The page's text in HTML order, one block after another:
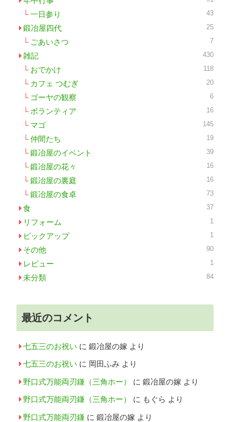
一日参り 43
鍛冶屋四代 25
ごあいさつ 7
雑記 430
おでかけ 118
カフェ つむぎ 20
ゴーヤの観察 6
ボランティア 16
マゴ 145
仲間たち 19
鍛冶屋のイベント 39
鍛冶屋の花々 16
鍛冶屋の裏庭 16
鍛冶屋の食卓 73
食 37
リフォーム 1
ピックアップ 1
その他 90
レビュー 1
未分類 84
最近のコメント
七五三のお祝い に 鍛冶屋の嫁 より
七五三のお祝い に 岡田ふみ より
野口式万能両刃鎌（三角ホー） に 鍛冶屋の嫁 より
野口式万能両刃鎌（三角ホー） に もぐら より
野口式万能両刃鎌 に 鍛冶屋の嫁 より